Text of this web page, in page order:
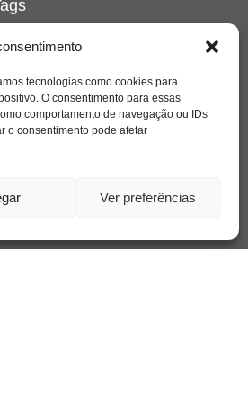
tecnologias como cookies para
O consentimento para essas
comportamento de navegação ou IDs
o consentimento pode afetar
Ver preferências
depressao
família filme
jung liberdade livro
relato